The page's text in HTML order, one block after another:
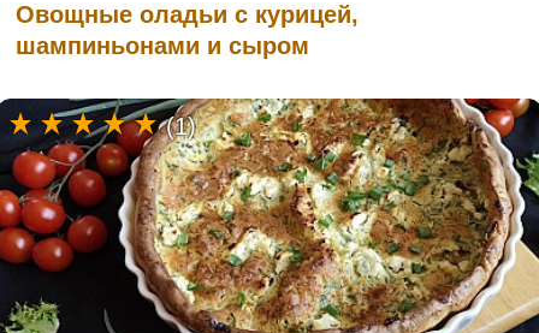
Овощные оладьи с курицей,
шампиньонами и сыром
(1)